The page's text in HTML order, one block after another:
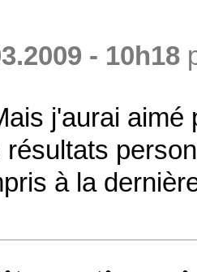
- 10h18
j'aurai
à la